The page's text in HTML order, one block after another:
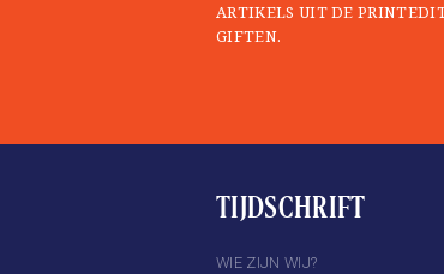
ARTIKELS UIT DE
GIFTEN.
TIJDSCHRIFT
WIE ZIJN WIJ?